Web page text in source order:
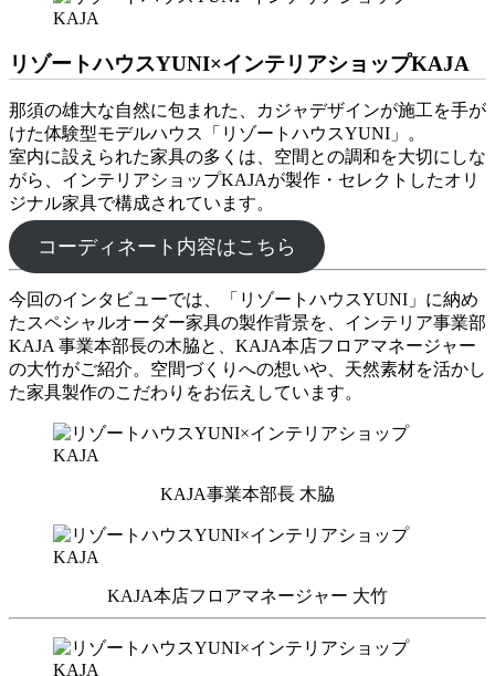
リゾートハウスYUNI×インテリアショップKAJA
那須の雄大な自然に包まれた、カジャデザインが施工を手が
けた体験型モデルハウス「リゾートハウスYUNI」。
室内に設えられた家具の多くは、空間との調和を大切にしな
がら、インテリアショップKAJAが製作・セレクトしたオリ
ジナル家具で構成されています。
コーディネート内容はこちら
今回のインタビューでは、「リゾートハウスYUNI」に納め
たスペシャルオーダー家具の製作背景を、インテリア事業部
KAJA 事業本部長の木脇と、KAJA本店フロアマネージャー
の大竹がご紹介。空間づくりへの想いや、天然素材を活かし
た家具製作のこだわりをお伝えしています。
KAJA事業本部長 木脇
KAJA本店フロアマネージャー 大竹